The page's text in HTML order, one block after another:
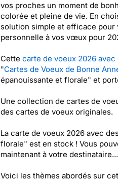
vos proches un moment de
colorée et pleine de vie. En
solution simple et efficace pour
personnelle à vos vœux pour
Cette carte de voeux 2026
"Cartes de Voeux de Bonne
épanouissante et florale" et
Une collection de cartes de
des cartes de voeux originales.
La carte de voeux 2026 avec
florale" est en stock ! Vous
maintenant à votre destinataire...
Voici les thèmes abordés sur